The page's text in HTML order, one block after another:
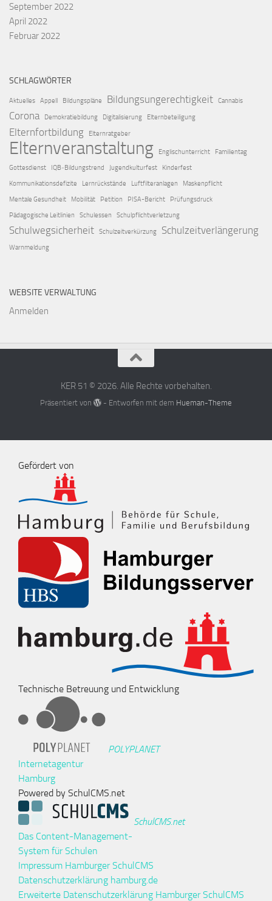
September 2022
April 2022
Februar 2022
SCHLAGWÖRTER
Aktuelles Appell Bildungspläne Bildungsungerechtigkeit Cannabis
Corona Demokratiebildung Digitalisierung Elternbeteiligung
Elternfortbildung Elternratgeber
Elternveranstaltung Englischunterricht
Familientag
Gottesdienst
IQB‑Bildungstrend Jugendkulturfest
Kinderfest
Kommunikationsdefizite
Lernrückstände Luftfilteranlagen
Maskenpflicht
Mentale Gesundheit
Mobilität Petition PISA-Bericht
Prüfungsdruck
Pädagogische Leitlinien
Schulessen Schulpflichtverletzung
Schulwegsicherheit Schulzeitverkürzung Schulzeitverlängerung
Warnmeldung
WEBSITE VERWALTUNG
Anmelden
KER 51 © 2026. Alle Rechte vorbehalten.
Präsentiert von - Entworfen mit dem Hueman-Theme
Gefördert von
Technische Betreuung und Entwicklung
POLYPLANET
Internetagentur
Hamburg
Powered by SchulCMS.net
SchulCMS.net
Das Content-Management-
System für Schulen
Impressum Hamburger SchulCMS
Datenschutzerklärung hamburg.de
Erweiterte Datenschutzerklärung Hamburger SchulCMS